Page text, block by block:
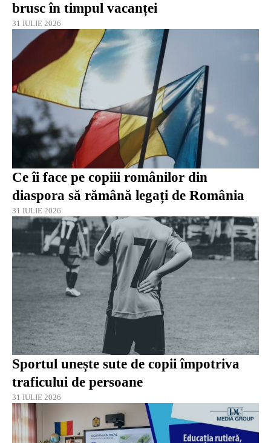
brusc în timpul vacanței
31 IULIE 2026
Ce îi face pe copiii românilor din
diaspora să rămână legați de România
31 IULIE 2026
Sportul unește sute de copii împotriva
traficului de persoane
31 IULIE 2026